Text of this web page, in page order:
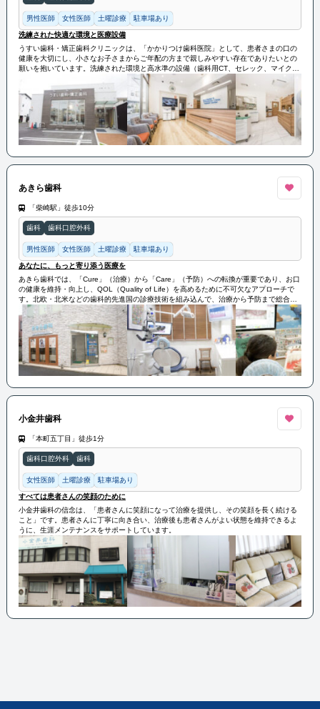
男性医師 女性医師 土曜診療 駐車場あり
洗練された快適な環境と医療設備
うすい歯科・矯正歯科クリニックは、「かかりつけ歯科医院」として、患者さまの口の
健康を大切にし、小さなお子さまからご年配の方まで親しみやすい存在でありたいとの
願いを抱いています。洗練された環境と高水準の設備（歯科用CT、セレック、マイクロ
スコープ）を整え、患者さまに満足いただける治療を提供しています。また、院長の歯
学博士によるレーザー治療の導入や滅菌処理の徹底など、患者さまの信頼を築くための
努力を続けています。スタッフ一同は新しい知識や技術の習得に励み、今後も質の高い
歯科医療を提供することを目指しています。場所も交通アクセスが良く、土曜日も診療
しており、専用駐車場も完備しています。お口に関する悩みがあれば、どうぞお気軽に
ご相談ください。
あきら歯科
「柴崎駅」徒歩10分
歯科 歯科口腔外科
男性医師 女性医師 土曜診療 駐車場あり
あなたに、もっと寄り添う医療を
あきら歯科では、「Cure」（治療）から「Care」（予防）への転換が重要であり、お口
の健康を維持・向上し、QOL（Quality of Life）を高めるために不可欠なアプローチで
す。北欧・北米などの歯科的先進国の診療技術を組み込んで、治療から予防まで総合的
なサポートを提供します。
小金井歯科
「本町五丁目」徒歩1分
歯科口腔外科 歯科
女性医師 土曜診療 駐車場あり
すべては患者さんの笑顔のために
小金井歯科の信念は、「患者さんに笑顔になって治療を提供し、その笑顔を長く続ける
こと」です。患者さんに丁寧に向き合い、治療後も患者さんがよい状態を維持できるよ
うに、生涯メンテナンスをサポートしています。